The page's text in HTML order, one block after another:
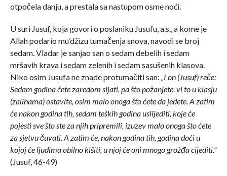
otpočela danju, a prestala sa nastupom osme noći.
U suri Jusuf, koja govori o poslaniku Jusufu, a.s., a kome je
Allah podario mu’džizu tumačenja snova, navodi se broj
sedam. Vladar je sanjao san o sedam debelih i sedam
mršavih krava i sedam zelenih i sedam sasušenih klasova.
Niko osim Jusufa ne znade protumačiti san: „I on (Jusuf) reče:
Sedam godina ćete zaredom sijati, pa što požanjete, vi to u klasju
(zalihama) ostavite, osim malo onoga što ćete da jedete. A zatim
će nakon godina tih, sedam teških godina uslijediti, koje će
pojesti sve što ste za njih pripremili, izuzev malo onoga što ćete
za sjetvu čuvati. A zatim će, nakon godina tih, godina doći u
kojoj će ljudima obilno kišiti, u njoj će oni mnogo grožđa cijediti.“
(Jusuf, 46-49)